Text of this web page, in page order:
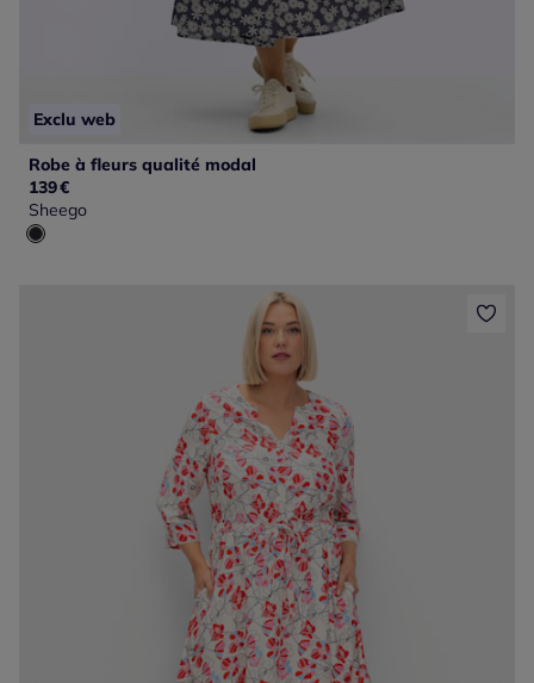
Exclu web
Robe à fleurs qualité modal
139€
Sheego